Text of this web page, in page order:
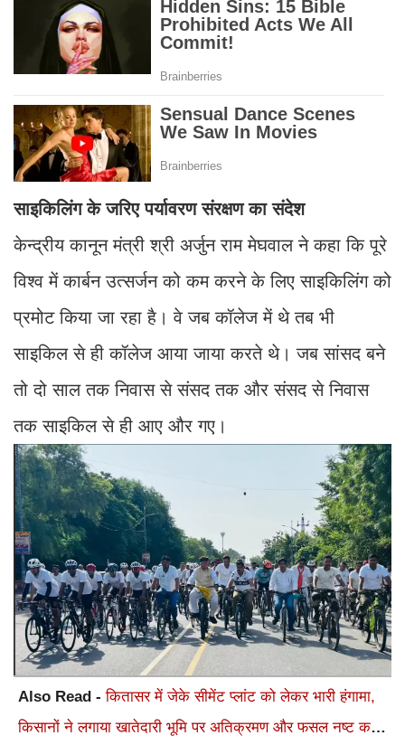
साइकिलिंग के जरिए पर्यावरण संरक्षण का संदेश
केन्द्रीय कानून मंत्री श्री अर्जुन राम मेघवाल ने कहा कि पूरे
विश्व में कार्बन उत्सर्जन को कम करने के लिए साइकिलिंग को
प्रमोट किया जा रहा है। वे जब कॉलेज में थे तब भी
साइकिल से ही कॉलेज आया जाया करते थे। जब सांसद बने
तो दो साल तक निवास से संसद तक और संसद से निवास
तक साइकिल से ही आए और गए।
Also Read -कितासर में जेके सीमेंट प्लांट को लेकर भारी हंगामा,
किसानों ने लगाया खातेदारी भूमि पर अतिक्रमण और फसल नष्ट करने